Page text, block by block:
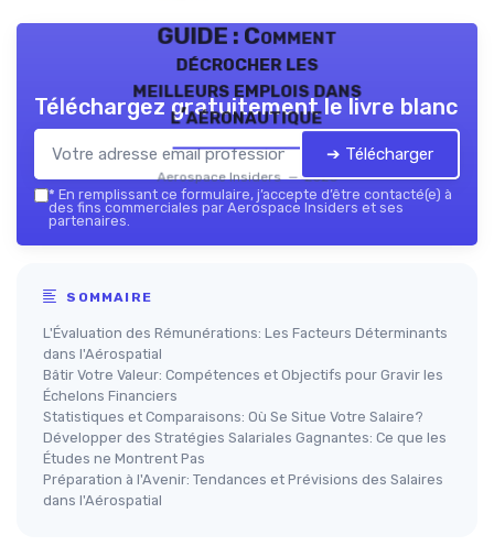
GUIDE : Comment
décrocher les
meilleurs emplois dans
l’aéronautique
Aerospace Insiders — 2026
Téléchargez gratuitement le livre blanc
➔ Télécharger
* En remplissant ce formulaire, j’accepte d’être contacté(e) à
des fins commerciales par Aerospace Insiders et ses
partenaires.
SOMMAIRE
L'Évaluation des Rémunérations: Les Facteurs Déterminants
dans l'Aérospatial
Bâtir Votre Valeur: Compétences et Objectifs pour Gravir les
Échelons Financiers
Statistiques et Comparaisons: Où Se Situe Votre Salaire?
Développer des Stratégies Salariales Gagnantes: Ce que les
Études ne Montrent Pas
Préparation à l'Avenir: Tendances et Prévisions des Salaires
dans l'Aérospatial